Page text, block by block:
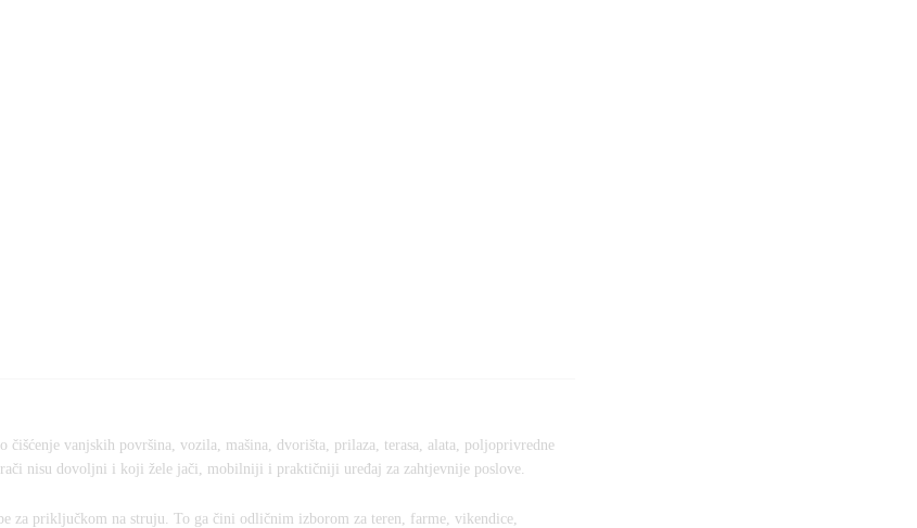
čišćenje vanjskih površina, vozila, mašina, dvorišta, prilaza, terasa, alata, poljoprivredne
nisu dovoljni i koji žele jači, mobilniji i praktičniji uređaj za zahtjevnije poslove.
za priključkom na struju. To ga čini odličnim izborom za teren, farme, vikendice,